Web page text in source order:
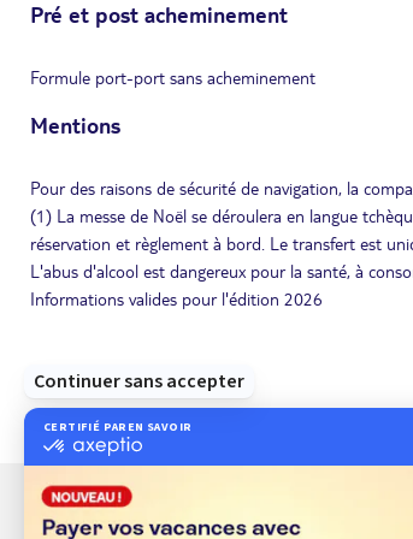
Pré et post acheminement
Formule port-port sans acheminement
Mentions
Pour des raisons de sécurité de navigation, la
(1) La messe de Noël se déroulera en langue
réservation et règlement à bord. Le transfert est
L'abus d'alcool est dangereux pour la santé, à
Informations valides pour l'édition 2026